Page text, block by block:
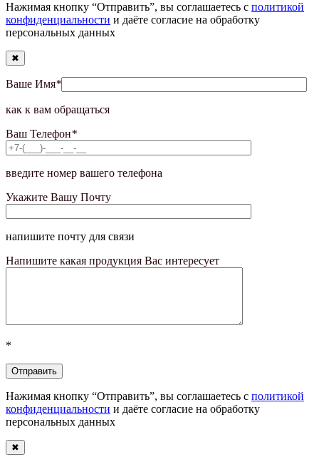
Нажимая кнопку “Отправить”, вы соглашаетесь с политикой
конфиденциальности и даёте согласие на обработку
персональных данных
✖
Ваше Имя*
как к вам обращаться
Ваш Телефон*
введите номер вашего телефона
Укажите Вашу Почту
напишите почту для связи
Напишите какая продукция Вас интересует
*
Нажимая кнопку “Отправить”, вы соглашаетесь с политикой
конфиденциальности и даёте согласие на обработку
персональных данных
✖